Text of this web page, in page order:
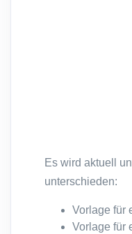
Es wird aktuell
unterschieden:
Vorlage für
Vorlage für